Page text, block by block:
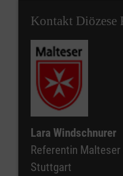
Kontakt Diözese
Lara Windschnurer
Referentin
Stuttgart